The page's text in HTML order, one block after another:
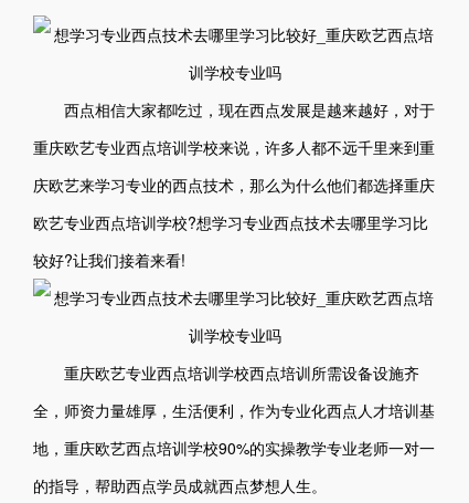
西点相信大家都吃过，现在西点发展是越来越好，对于
重庆欧艺专业西点培训学校来说，许多人都不远千里来到重
庆欧艺来学习专业的西点技术，那么为什么他们都选择重庆
欧艺专业西点培训学校?想学习专业西点技术去哪里学习比
较好?让我们接着来看!
重庆欧艺专业西点培训学校西点培训所需设备设施齐
全，师资力量雄厚，生活便利，作为专业化西点人才培训基
地，重庆欧艺西点培训学校90%的实操教学专业老师一对一
的指导，帮助西点学员成就西点梦想人生。